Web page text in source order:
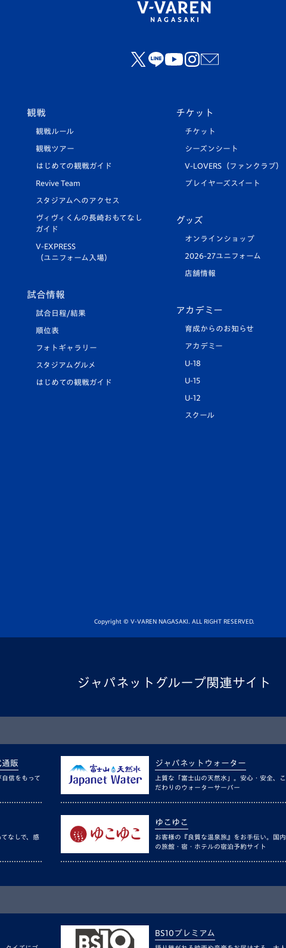
観戦
観戦ルール
観戦ツアー
はじめての観戦ガイド
Revive Team
スタジアムへのアクセス
ヴィヴィくんの長崎おもてなし
ガイド
V-EXPRESS
（ユニフォーム入場）
試合情報
試合日程/結果
順位表
フォトギャラリー
スタジアムグルメ
はじめての観戦ガイド
チケット
チケット
シーズンシート
V-LOVERS（ファンクラブ）
プレイヤーズスイート
グッズ
オンラインショップ
2026-27ユニフォーム
店舗情報
アカデミー
育成からのお知らせ
アカデミー
U-18
U-15
U-12
スクール
Copyright © V-VAREN NAGASAKI. ALL RIGHT RESERVED.
ジャパネットグループ関連サイト
通販
信をもって
ジャパネットウォーター
上質な「富士山の天然水」。安心・安全、こ
だわりのウォーターサーバー
なしで、感
ゆこゆこ
お客様の『良質な温泉旅』をお手伝い。国内
の旅館・宿・ホテルの宿泊予約サイト
BS10プレミアム